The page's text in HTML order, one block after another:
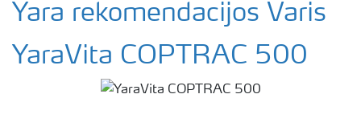
Yara rekomendacijos Varis
YaraVita COPTRAC 500